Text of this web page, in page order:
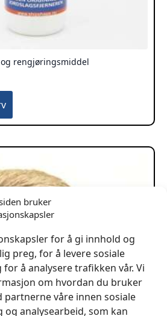
bruker
for å gi innhold og
preg, for å levere sosiale
å analysere trafikken vår. Vi
om hvordan du bruker
våre innen sosiale
og analysearbeid, som kan
rengjøringsmiddel